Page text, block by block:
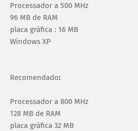
Processador a 500 MHz
96 MB de RAM
placa gráfica : 16 MB
Windows XP
Recomendado:
Processador a 800 MHz
128 MB de RAM
placa gráfica 32 MB